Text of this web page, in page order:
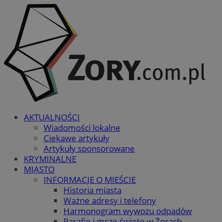
AKTUALNOŚCI
Wiadomości lokalne
Ciekawe artykuły
Artykuły sponsorowane
KRYMINALNE
MIASTO
INFORMACJE O MIEŚCIE
Historia miasta
Ważne adresy i telefony
Harmonogram wywozu odpadów